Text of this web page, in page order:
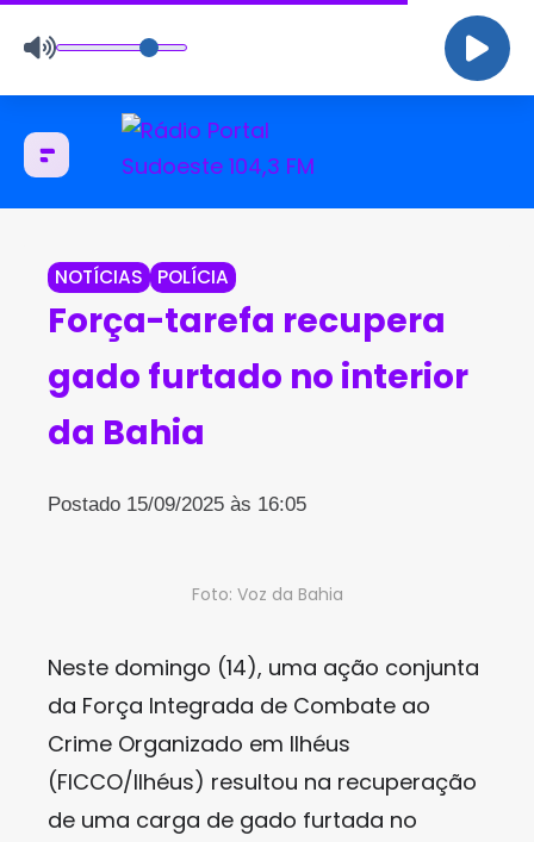
NOTÍCIAS POLÍCIA
Força-tarefa recupera
gado furtado no interior
da Bahia
Postado 15/09/2025 às 16:05
Foto: Voz da Bahia
Neste domingo (14), uma ação conjunta
da Força Integrada de Combate ao
Crime Organizado em Ilhéus
(FICCO/Ilhéus) resultou na recuperação
de uma carga de gado furtada no